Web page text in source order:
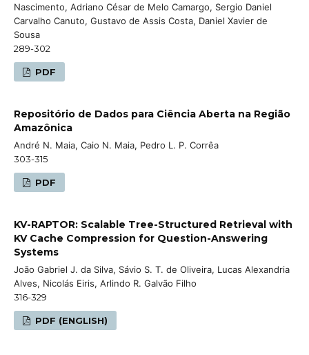
Nascimento, Adriano César de Melo Camargo, Sergio Daniel
Carvalho Canuto, Gustavo de Assis Costa, Daniel Xavier de
Sousa
289-302
PDF
Repositório de Dados para Ciência Aberta na Região
Amazônica
André N. Maia, Caio N. Maia, Pedro L. P. Corrêa
303-315
PDF
KV-RAPTOR: Scalable Tree-Structured Retrieval with
KV Cache Compression for Question-Answering
Systems
João Gabriel J. da Silva, Sávio S. T. de Oliveira, Lucas Alexandria
Alves, Nicolás Eiris, Arlindo R. Galvão Filho
316-329
PDF (ENGLISH)